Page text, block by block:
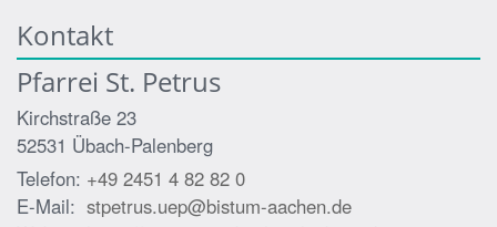
Kontakt
Pfarrei St. Petrus
Kirchstraße 23
52531 Übach-Palenberg
Telefon: +49 2451 4 82 82 0
E-Mail: stpetrus.uep@bistum-aachen.de